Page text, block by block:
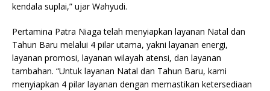
kendala suplai,” ujar Wahyudi.
Pertamina Patra Niaga telah menyiapkan layanan Natal dan
Tahun Baru melalui 4 pilar utama, yakni layanan energi,
layanan promosi, layanan wilayah atensi, dan layanan
tambahan. “Untuk layanan Natal dan Tahun Baru, kami
menyiapkan 4 pilar layanan dengan memastikan ketersediaan